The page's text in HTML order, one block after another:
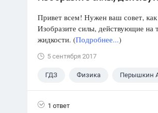
Привет всем! Нужен ваш совет,
Изобразите силы, действующие на
жидкости. (Подробнее...)
5 сентября 2017
ГДЗ Физика Перышкин
1 ответ